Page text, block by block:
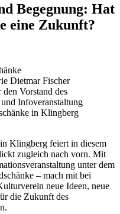
Begegnung: Hat
eine Zukunft?
Dietmar Fischer
Vorstand des
Infoveranstaltung
in Klingberg
Klingberg feiert in diesem
zugleich nach vorn. Mit
unter dem
– mach mit bei
neue Ideen, neue
die Zukunft des